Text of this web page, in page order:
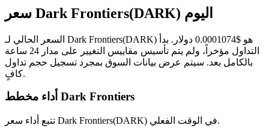
العقود الآجلة USDT
العقود الآجلة باستخدام USDT كضمان
سعر Dark Frontiers(DARK) اليوم
السعر الحالي لـ Dark Frontiers(DARK) هو $0.0001074 دولار. بدأ
التداول مؤخراً، ولم يتم تأسيس مقاييس التغيير على مدار 24 ساعة
بالكامل بعد. سيتم عرض بيانات السوق بمجرد تسجيل حجم تداول
كافٍ.
أداء مخطط Dark Frontiers
تتبع أداء سعر Dark Frontiers(DARK) في الوقت الفعلي.